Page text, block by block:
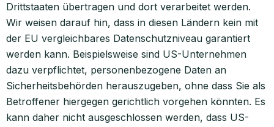
Drittstaaten übertragen und dort verarbeitet werden.
Wir weisen darauf hin, dass in diesen Ländern kein mit
der EU vergleichbares Datenschutzniveau garantiert
werden kann. Beispielsweise sind US-Unternehmen
dazu verpflichtet, personenbezogene Daten an
Sicherheitsbehörden herauszugeben, ohne dass Sie als
Betroffener hiergegen gerichtlich vorgehen könnten. Es
kann daher nicht ausgeschlossen werden, dass US-